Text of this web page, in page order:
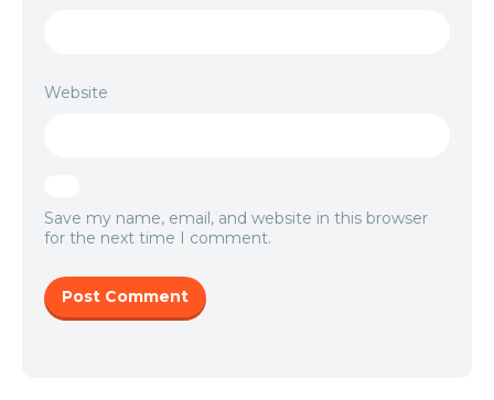
Website
Save my name, email, and website in this browser
for the next time I comment.